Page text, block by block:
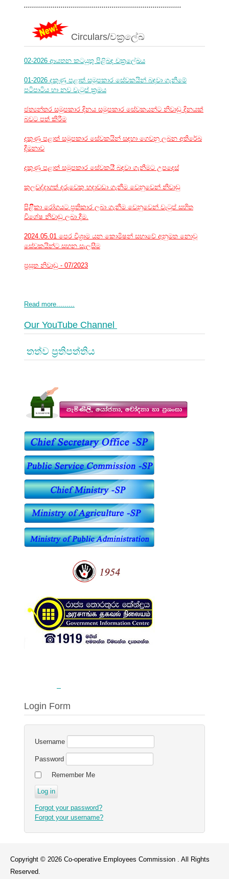
.............................................................................
Circulars/චක්‍රලේඛ
02-2026 ආයතන කටයුතු පිළිබඳ චක්‍රලේඛය
01-2026 දකුණු පළාත් සමූපකාර සේවකයින් බඳවා ගැනීමේ
පටිපාටිය හා නව වැටුප් ක්‍රමය
ජත්‍යන්තර සමුපකාර දිනය සමුපකාර සේවකයන්ට නිවාඩු දිනයක්
බවට පත් කිරීම
දකුණු පළාත් සමූපකාර සේවකයින් සඳහා ගෙවනු ලබන අතිරේඛ
දීමනාව
දකුණු පළාත් සමුපකාර සේවකයි් බඳවා ගැනීමට උපදෙස්
කුලවද්දාගත් දරුවෙකු හදාවඩා ගැනීම වෙනුවෙන් නිවාඩු
පිළිිකා රෝගයට ප්‍රතිකාර ලබා ගැනීම වෙනුවෙන් වැටුප් සහිත
විශේෂ නිවාඩු ලබා දීම.
2024.05.01 පෙර විශ්‍රාම යන කොමිෂන් සභාවේ අනුමත නොවූ
සේවකයින්ට සහන සැලසීම
ප්‍රසූත නිවාඩු - 07/2023
Read more.........
Our YouTube Channel
තත්ව ප්‍රතිපත්තිය
Login Form
Username
Password
Remember Me
Forgot your password?
Forgot your username?
Copyright © 2026 Co-operative Employees Commission . All Rights
Reserved.